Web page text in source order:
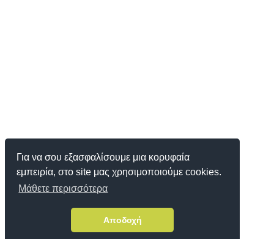
Για να σου εξασφαλίσουμε μια κορυφαία
εμπειρία, στο site μας χρησιμοποιούμε cookies.
Μάθετε περισσότερα
Αποδοχή